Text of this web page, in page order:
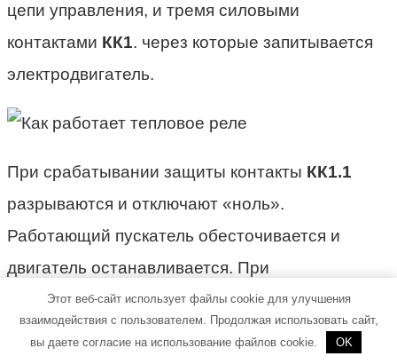
цепи управления, и тремя силовыми
контактами КК1. через которые запитывается
электродвигатель.
При срабатывании защиты контакты КК1.1
разрываются и отключают «ноль».
Работающий пускатель обесточивается и
двигатель останавливается. При
возникновении необходимости в простой
остановке двигателя достаточно нажать на
Этот веб-сайт использует файлы cookie для улучшения
взаимодействия с пользователем. Продолжая использовать сайт,
вы даете согласие на использование файлов cookie.
OK